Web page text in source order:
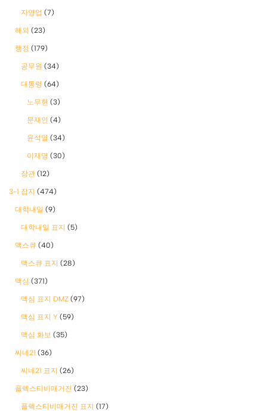
자영업 (7)
해외 (23)
행정 (179)
공무원 (34)
대통령 (64)
노무현 (3)
문재인 (4)
윤석열 (34)
이재명 (30)
장관 (12)
3-1 잡지 (474)
대학내일 (9)
대학내일 표지 (5)
맥스큐 (40)
맥스큐 표지 (28)
맥심 (371)
맥심 표지 DMZ (97)
맥심 표지 Y (59)
맥심 화보 (35)
씨네21 (36)
씨네21 표지 (26)
플렉스티비매거진 (23)
플렉스티비매거진 표지 (17)